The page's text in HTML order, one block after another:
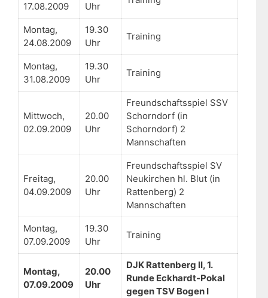
17.08.2009
Uhr
Montag,
24.08.2009
19.30
Uhr
Training
Montag,
31.08.2009
19.30
Uhr
Training
Mittwoch,
02.09.2009
20.00
Uhr
Freundschaftsspiel SSV
Schorndorf (in
Schorndorf) 2
Mannschaften
Freitag,
04.09.2009
20.00
Uhr
Freundschaftsspiel SV
Neukirchen hl. Blut (in
Rattenberg) 2
Mannschaften
Montag,
07.09.2009
19.30
Uhr
Training
Montag,
07.09.2009
20.00
Uhr
DJK Rattenberg II, 1.
Runde Eckhardt-Pokal
gegen TSV Bogen I